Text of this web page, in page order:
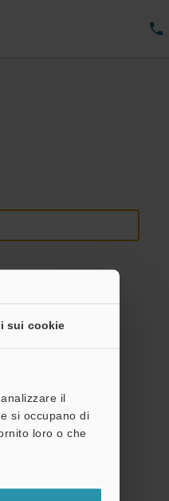
sui cookie
il
si occupano di
loro o che